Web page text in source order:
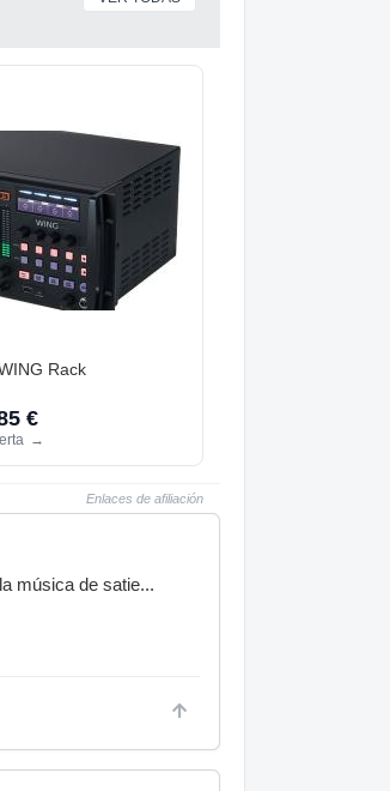
Rack
€
→
Enlaces de afiliación
música de satie...